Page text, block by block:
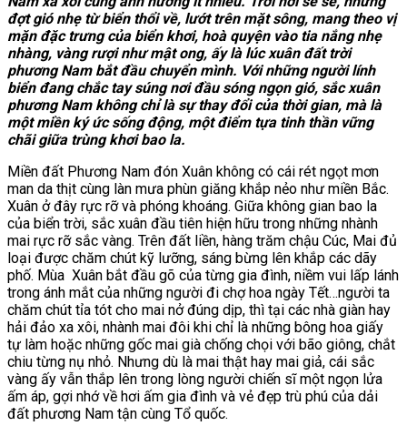
đợt gió nhẹ từ biển thổi về, lướt trên mặt sông, mang theo vị
mặn đặc trưng của biển khơi, hoà quyện vào tia nắng nhẹ
nhàng, vàng rượi như mật ong, ấy là lúc xuân đất trời
phương Nam bắt đầu chuyển mình. Với những người lính
biển đang chắc tay súng nơi đầu sóng ngọn gió, sắc xuân
phương Nam không chỉ là sự thay đổi của thời gian, mà là
một miền ký ức sống động, một điểm tựa tinh thần vững
chãi giữa trùng khơi bao la.
Miền đất Phương Nam đón Xuân không có cái rét ngọt mơn
man da thịt cùng làn mưa phùn giăng khắp nẻo như miền Bắc.
Xuân ở đây rực rỡ và phóng khoáng. Giữa không gian bao la
của biển trời, sắc xuân đầu tiên hiện hữu trong những nhành
mai rực rỡ sắc vàng. Trên đất liền, hàng trăm chậu Cúc, Mai đủ
loại được chăm chút kỹ lưỡng, sáng bừng lên khắp các dãy
phố. Mùa Xuân bắt đầu gõ của từng gia đình, niềm vui lấp lánh
trong ánh mắt của những người đi chợ hoa ngày Tết…người ta
chăm chút tỉa tót cho mai nở đúng dịp, thì tại các nhà giàn hay
hải đảo xa xôi, nhành mai đôi khi chỉ là những bông hoa giấy
tự làm hoặc những gốc mai già chống chọi với bão giông, chắt
chiu từng nụ nhỏ. Nhưng dù là mai thật hay mai giả, cái sắc
vàng ấy vẫn thắp lên trong lòng người chiến sĩ một ngọn lửa
ấm áp, gợi nhớ về hơi ấm gia đình và vẻ đẹp trù phú của dải
đất phương Nam tận cùng Tổ quốc.